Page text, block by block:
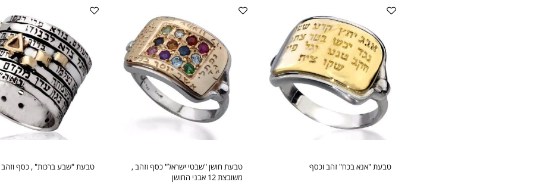
מחיר מבצע: ₪835
פרטים נוספים
מחיר מבצע: ₪2,510
פרטים נוספים
מחיר מבצע: ₪1,748
פרטים נוספים